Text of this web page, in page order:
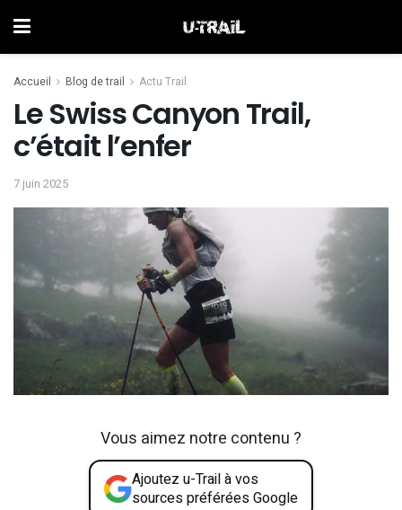
Accueil Blog de trail Actu Trail
Le Swiss Canyon Trail,
c’était l’enfer
7 juin 2025
Vous aimez notre contenu ?
Ajoutez u-Trail à vos
sources préférées Google